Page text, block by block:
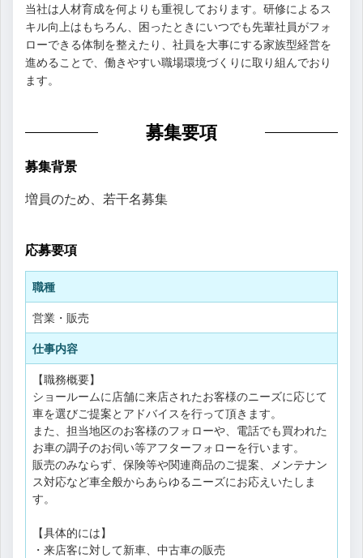
当社は人材育成を何よりも重視しております。研修によるス
キル向上はもちろん、困ったときにいつでも先輩社員がフォ
ローできる体制を整えたり、社員を大事にする家族型経営を
進めることで、働きやすい職場環境づくりに取り組んでおり
ます。
募集要項
募集背景
増員のため、若干名募集
応募要項
職種
営業・販売
仕事内容
【職務概要】
ショールームに店舗に来店されたお客様のニーズに応じて
車を選びご提案とアドバイスを行って頂きます。
また、担当地区のお客様のフォローや、電話でも買われた
お車の調子のお伺い等アフターフォローを行います。
販売のみならず、保険等や関連商品のご提案、メンテナン
ス対応など車全般からあらゆるニーズにお応えいたしま
す。
【具体的には】
・来店客に対して新車、中古車の販売